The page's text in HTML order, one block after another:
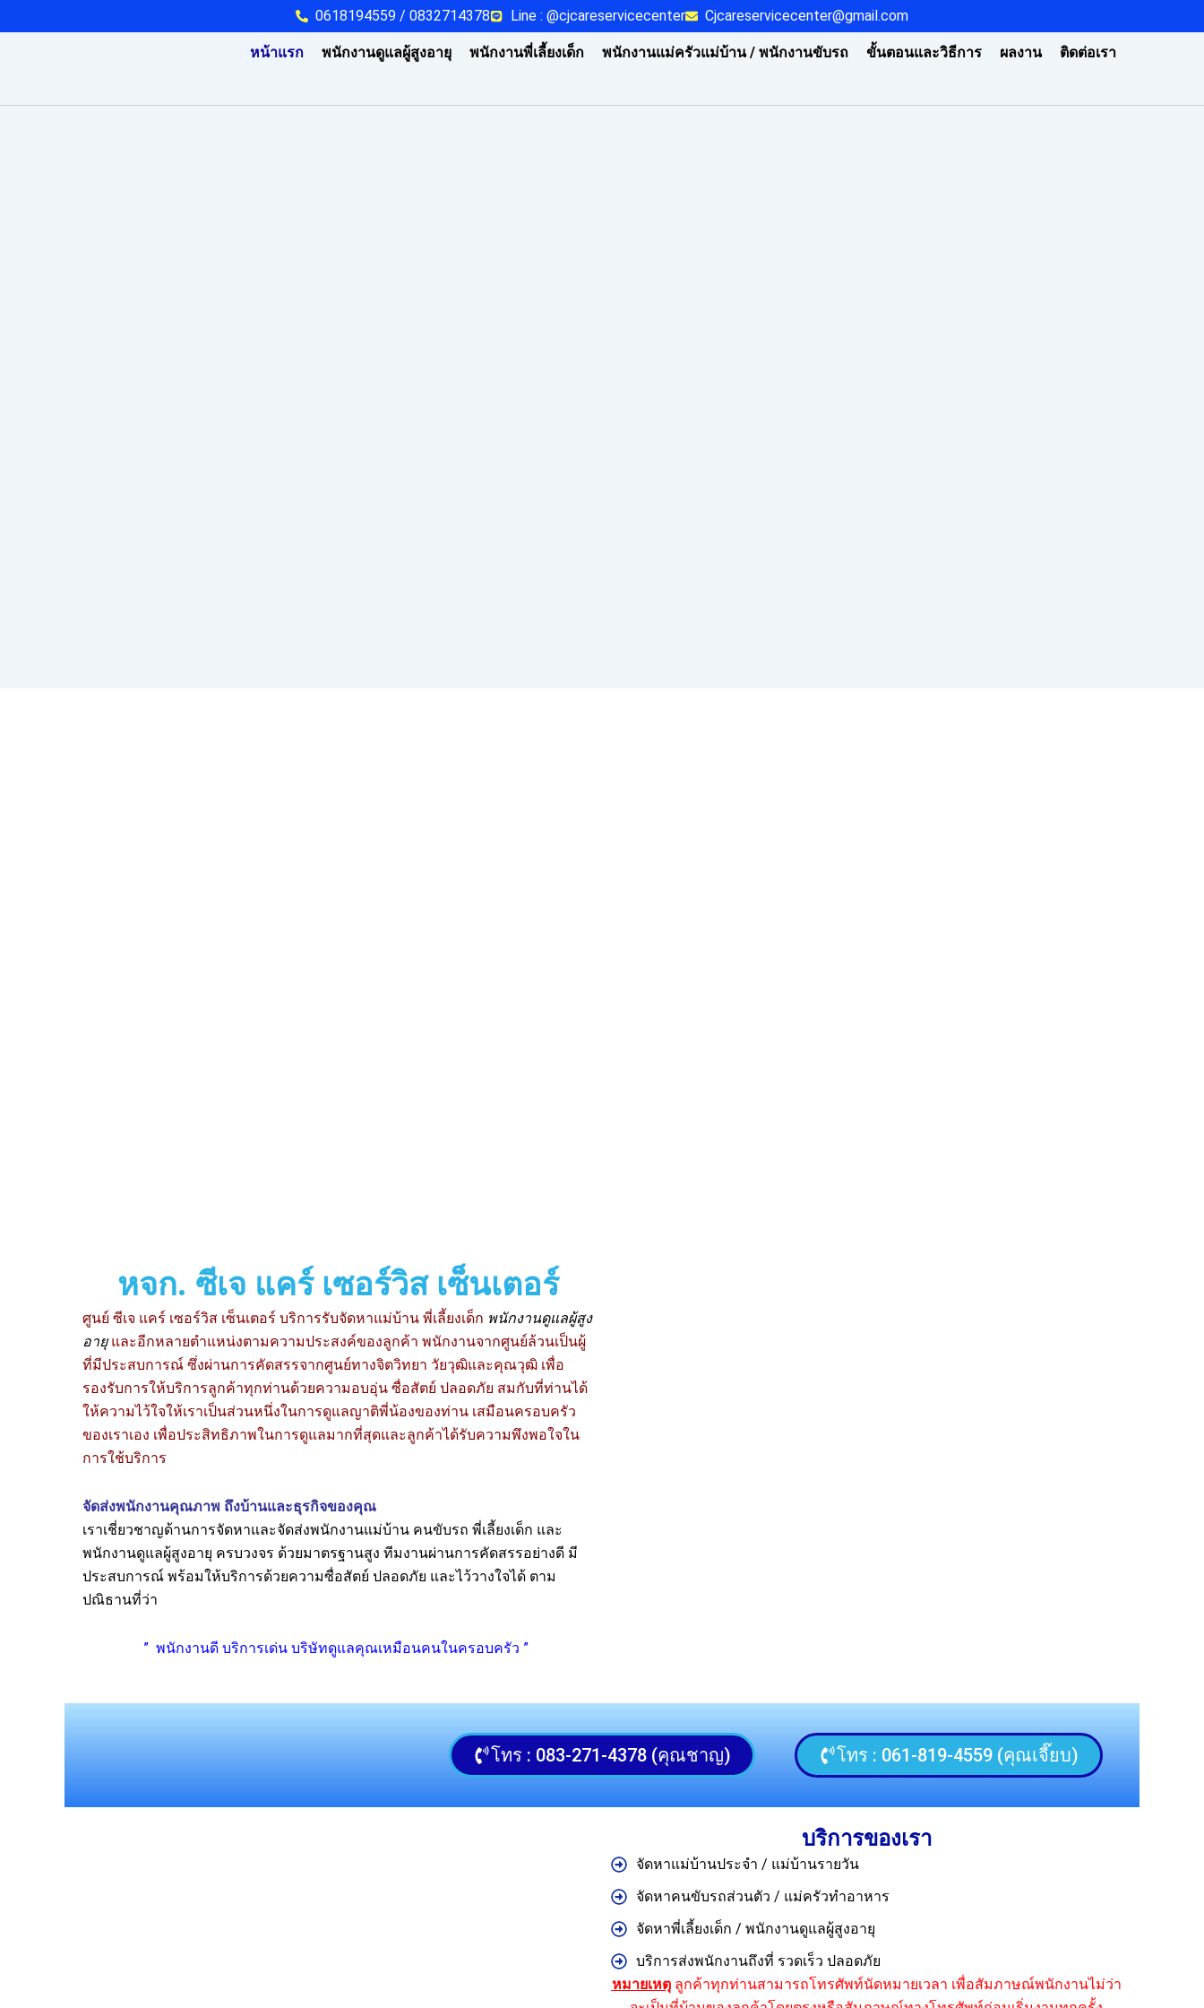
to
0618194559 / 0832714378 Line : @cjcareservicecenter Cjcareservicecenter@gmail.com
หน้าแรก พนักงานดูแลผู้สูงอายุ พนักงานพี่เลี้ยงเด็ก พนักงานแม่ครัวแม่บ้าน / พนักงานขับรถ ขั้นตอนและวิธีการ ผลงาน ติดต่อเรา
หจก. ซีเจ แคร์ เซอร์วิส เซ็นเตอร์
ศูนย์ ซีเจ แคร์ เซอร์วิส เซ็นเตอร์ บริการรับจัดหาแม่บ้าน พี่เลี้ยงเด็ก พนักงานดูแลผู้สูง
อายุ และอีกหลายตำแหน่งตามความประสงค์ของลูกค้า พนักงานจากศูนย์ล้วนเป็นผู้
ที่มีประสบการณ์ ซึ่งผ่านการคัดสรรจากศูนย์ทางจิตวิทยา วัยวุฒิและคุณวุฒิ เพื่อ
รองรับการให้บริการลูกค้าทุกท่านด้วยความอบอุ่น ซื่อสัตย์ ปลอดภัย สมกับที่ท่านได้
ให้ความไว้ใจให้เราเป็นส่วนหนึ่งในการดูแลญาติพี่น้องของท่าน เสมือนครอบครัว
ของเราเอง เพื่อประสิทธิภาพในการดูแลมากที่สุดและลูกค้าได้รับความพึงพอใจใน
การใช้บริการ
จัดส่งพนักงานคุณภาพ ถึงบ้านและธุรกิจของคุณ
เราเชี่ยวชาญด้านการจัดหาและจัดส่งพนักงานแม่บ้าน คนขับรถ พี่เลี้ยงเด็ก และ
พนักงานดูแลผู้สูงอายุ ครบวงจร ด้วยมาตรฐานสูง ทีมงานผ่านการคัดสรรอย่างดี มี
ประสบการณ์ พร้อมให้บริการด้วยความซื่อสัตย์ ปลอดภัย และไว้วางใจได้ ตาม
ปณิธานที่ว่า
” พนักงานดี บริการเด่น บริษัทดูแลคุณเหมือนคนในครอบครัว ”
โทร : 083-271-4378 (คุณชาญ) โทร : 061-819-4559 (คุณเจี๊ยบ)
บริการของเรา
จัดหาแม่บ้านประจำ / แม่บ้านรายวัน
จัดหาคนขับรถส่วนตัว / แม่ครัวทำอาหาร
จัดหาพี่เลี้ยงเด็ก / พนักงานดูแลผู้สูงอายุ
บริการส่งพนักงานถึงที่ รวดเร็ว ปลอดภัย
หมายเหตุ ลูกค้าทุกท่านสามารถโทรศัพท์นัดหมายเวลา เพื่อสัมภาษณ์พนักงานไม่ว่า